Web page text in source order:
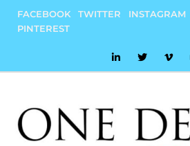
content
FACEBOOK TWITTER INSTAGRAM
PINTEREST